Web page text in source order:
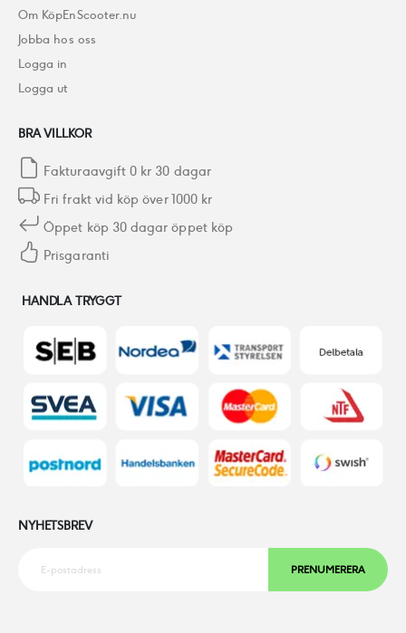
Om KöpEnScooter.nu
Jobba hos oss
Logga in
Logga ut
BRA VILLKOR
Fakturaavgift 0 kr 30 dagar
Fri frakt vid köp över 1000 kr
Öppet köp 30 dagar öppet köp
Prisgaranti
HANDLA TRYGGT
NYHETSBREV
PRENUMERERA